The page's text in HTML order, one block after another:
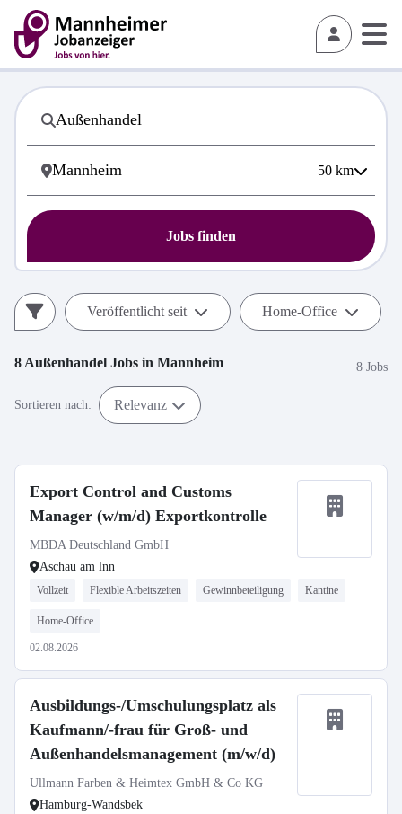
50 km
Jobs finden
Veröffentlicht seit Home-Office
8 Außenhandel Jobs in Mannheim 8 Jobs
Sortieren nach: Relevanz
Export Control and Customs
Manager (w/m/d) Exportkontrolle
MBDA Deutschland GmbH
Aschau am lnn
Vollzeit Flexible Arbeitszeiten Gewinnbeteiligung Kantine
Home-Office
02.08.2026
Ausbildungs-/Umschulungsplatz als
Kaufmann/-frau für Groß- und
Außenhandelsmanagement (m/w/d)
Ullmann Farben & Heimtex GmbH & Co KG
Hamburg-Wandsbek